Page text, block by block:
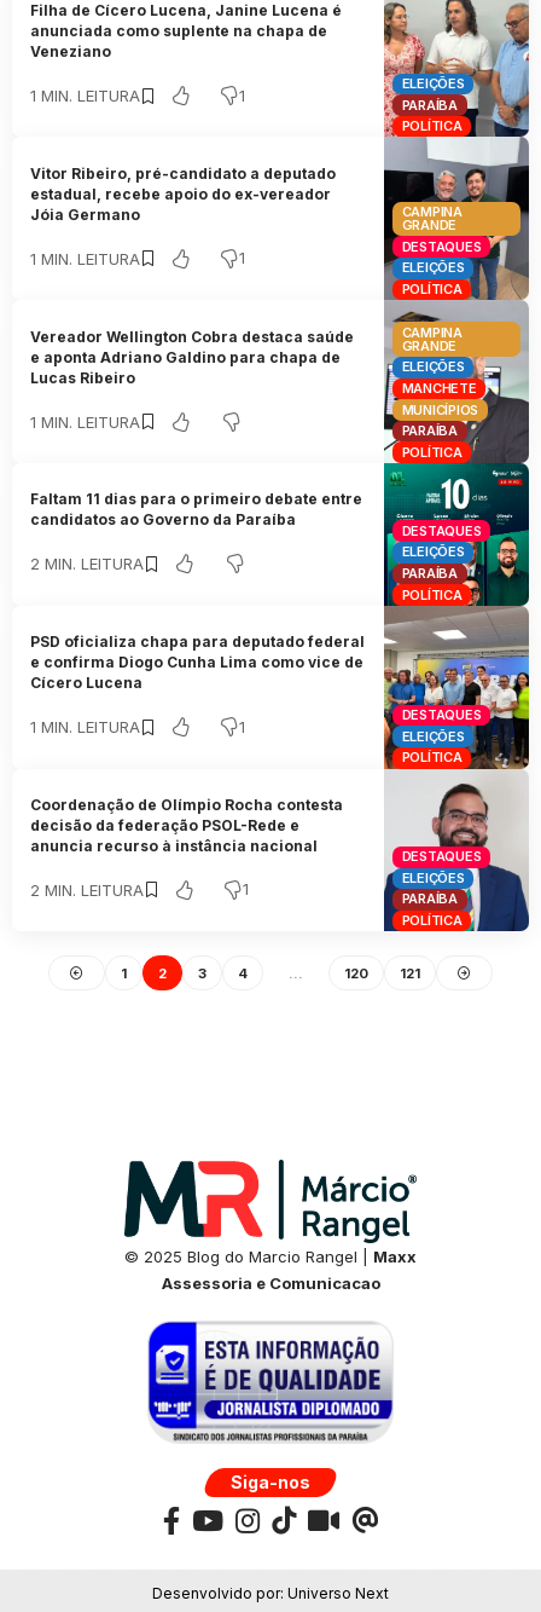
ELEIÇÕES
PARAÍBA
POLÍTICA
Filha de Cícero Lucena, Janine Lucena é
anunciada como suplente na chapa de
Veneziano
1 MIN. LEITURA 1
CAMPINA
GRANDE
DESTAQUES
ELEIÇÕES
POLÍTICA
Vitor Ribeiro, pré-candidato a deputado
estadual, recebe apoio do ex-vereador
Jóia Germano
1 MIN. LEITURA 1
CAMPINA
GRANDE
ELEIÇÕES
MANCHETE
MUNICÍPIOS
PARAÍBA
POLÍTICA
Vereador Wellington Cobra destaca saúde
e aponta Adriano Galdino para chapa de
Lucas Ribeiro
1 MIN. LEITURA
DESTAQUES
ELEIÇÕES
PARAÍBA
POLÍTICA
Faltam 11 dias para o primeiro debate entre
candidatos ao Governo da Paraíba
2 MIN. LEITURA
DESTAQUES
ELEIÇÕES
POLÍTICA
PSD oficializa chapa para deputado federal
e confirma Diogo Cunha Lima como vice de
Cícero Lucena
1 MIN. LEITURA 1
DESTAQUES
ELEIÇÕES
PARAÍBA
POLÍTICA
Coordenação de Olímpio Rocha contesta
decisão da federação PSOL-Rede e
anuncia recurso à instância nacional
2 MIN. LEITURA 1
1 2 3 4 120 121
© 2025 Blog do Marcio Rangel | Maxx
Assessoria e Comunicacao
Siga-nos
Desenvolvido por: Universo Next